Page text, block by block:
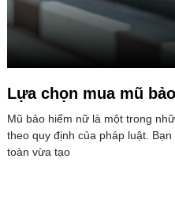
Lựa chọn mua mũ
Mũ bảo hiểm nữ là một trong
theo quy định của pháp luật.
toàn vừa tạo